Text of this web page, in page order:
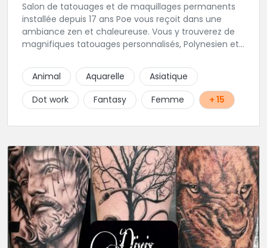
Salon de tatouages et de maquillages permanents
installée depuis 17 ans Poe vous reçoit dans une
ambiance zen et chaleureuse. Vous y trouverez de
magnifiques tatouages personnalisés, Polynesien et
permanents/artistiques ainsi que des prestations de
Piercings.
Animal Aquarelle
Asiatique
Dot work
Fantasy Femme + 15